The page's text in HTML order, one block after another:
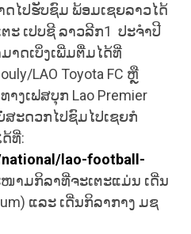
ດໄປຮັບຊົມ ພ້ອມເຊຍລາວໄດ້
ະ ເປບຊີ ລາວລີກ1 ປະຈຳປີ
າດເບິ່ງເພີ່ມຕື່ມໄດ້ທີ່
LAO Toyota FC ຫຼື
ງເຟສບຸກ Lao Premier
ສະດວກໄປຊົມໄປເຊຍກໍ
ທີ່:
lao-football-
າມກິລາທີ່ຈະເຕະແມ່ນ ເດີ່ນ
ແລະ ເດີ່ນກິລາກາງ ມຊ